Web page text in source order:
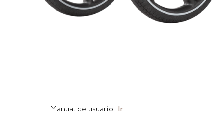
Manual de usuario: Ir